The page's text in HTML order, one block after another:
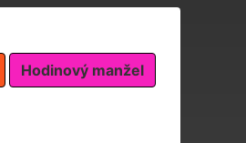
Hodinový manžel